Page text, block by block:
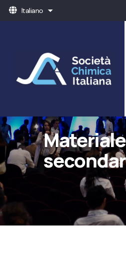
Salta Italiano Mostra ulteriori azioni